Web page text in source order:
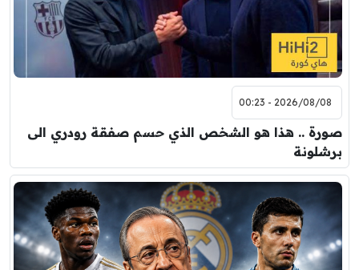
2026/08/08 - 00:23
صورة .. هذا هو الشخص الذي حسم صفقة رودري الى
برشلونة